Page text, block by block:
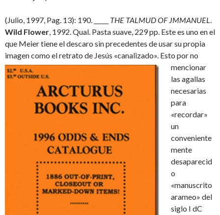
(Julio, 1997, Pag. 13): 190. _____ THE TALMUD OF JMMANUEL.
Wild Flower, 1992. Qual. Pasta suave, 229 pp. Este es uno en el
que Meier tiene el descaro sin precedentes de usar su propia
imagen como elretrato de Jesús «canalizado». Esto por no
mencionar
las agallas
necesarias
para
«recordar»
un
conveniente
mente
desaparecid
o
«manuscrito
arameo» del
siglo I dC